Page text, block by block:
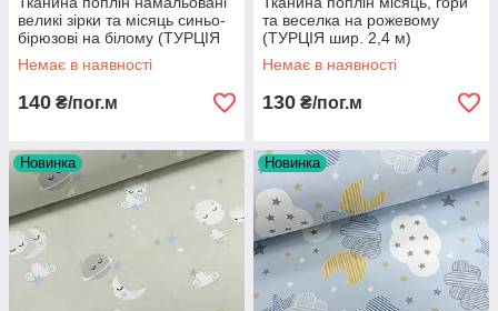
великі зірки та місяць синьо-
бірюзові на білому (ТУРЦІЯ
шир. 2,4 м) (R-S-0424)
Немає в наявності
140 ₴/пог.м
та веселка на рожевому
(ТУРЦІЯ шир. 2,4 м)
Немає в наявності
130 ₴/пог.м
Новинка Новинка